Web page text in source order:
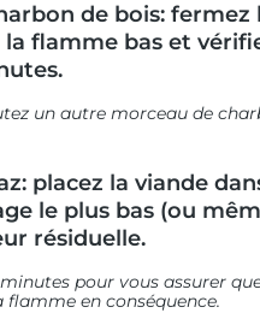
de bois:
flamme bas et
un autre morceau de
placez la viande
le plus bas (ou
résiduelle.
pour vous assurer
en conséquence.